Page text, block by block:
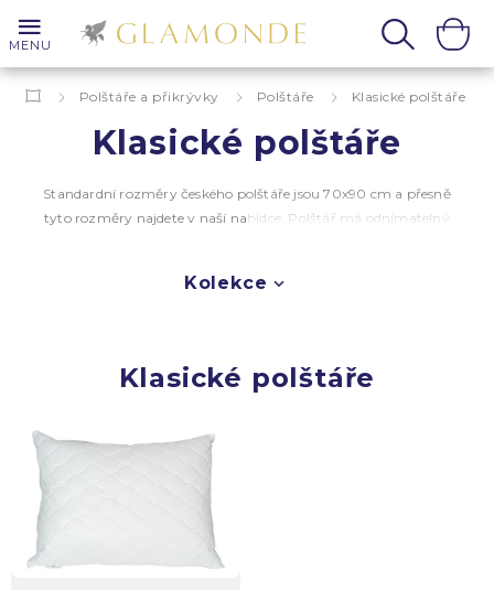
MENU
Polštáře a přikrývky Polštáře Klasické polštáře
Klasické polštáře
Standardní rozměry českého polštáře jsou 70x90 cm a přesně
tyto rozměry najdete v naší nabídce. Polštář má odnímatelný
Množství vloček můžete dle potřeby regulovat. Polštář je
dekorační polštáře, které rovněž najdete v naší nabídce.
Kolekce
Klasické polštáře